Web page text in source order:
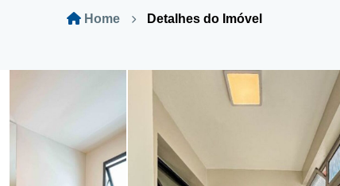
Home Detalhes do Imóvel